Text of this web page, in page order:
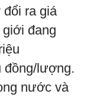
đổi ra giá
đang
đồng/lượng.
nước và